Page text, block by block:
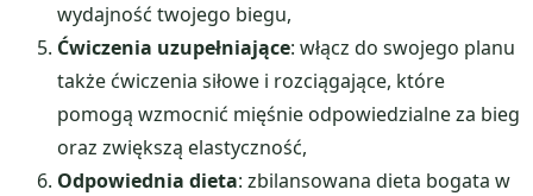
wydajność twojego biegu,
Ćwiczenia uzupełniające: włącz do swojego planu
także ćwiczenia siłowe i rozciągające, które
pomogą wzmocnić mięśnie odpowiedzialne za bieg
oraz zwiększą elastyczność,
Odpowiednia dieta: zbilansowana dieta bogata w